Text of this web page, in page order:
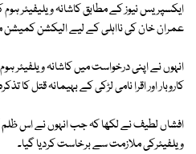
ایکسپریس نیوز کے مطابق کاشانہ ویلیفیئر
عمران خان کی نااہلی کے لیے الیکشن
انہوں نے اپنی درخواست میں کاشانہ ویلفیئر
کاروبار اور اقرا نامی لڑکی کے بہیمانہ قتل کا
افشاں لطیف نے لکھا کہ جب انہوں نے اس ظلم
ویلفیئرکی ملازمت سے برخاست کردیا گیا۔